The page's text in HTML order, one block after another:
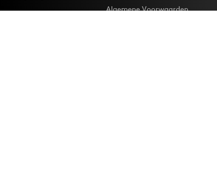
Algemene Voorwaarden